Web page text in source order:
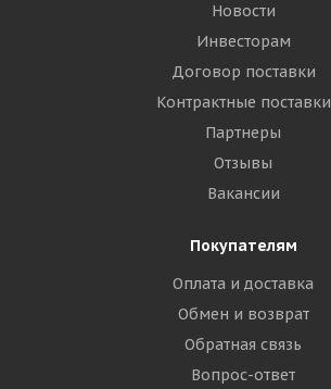
Новости
Инвесторам
Договор поставки
Контрактные поставки
Партнеры
Отзывы
Вакансии
Покупателям
Оплата и доставка
Обмен и возврат
Обратная связь
Вопрос-ответ